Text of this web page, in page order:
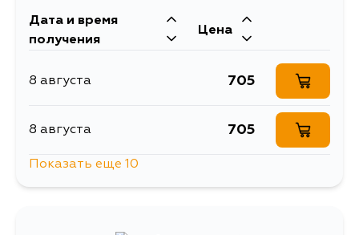
Дата и время
получения
Цена
8 августа 705
8 августа 705
Показать еще 10